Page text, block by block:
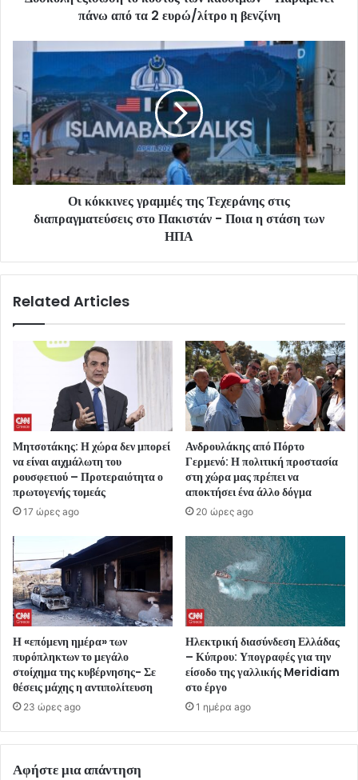
πάνω από τα 2 ευρώ/λίτρο η βενζίνη
Οι κόκκινες γραμμές της Τεχεράνης στις
διαπραγματεύσεις στο Πακιστάν - Ποια η στάση των
ΗΠΑ
Related Articles
Μητσοτάκης: Η χώρα δεν μπορεί
να είναι αιχμάλωτη του
ρουσφετιού – Προτεραιότητα ο
πρωτογενής τομεάς
17 ώρες ago
Ανδρουλάκης από Πόρτο
Γερμενό: Η πολιτική προστασία
στη χώρα μας πρέπει να
αποκτήσει ένα άλλο δόγμα
20 ώρες ago
Η «επόμενη ημέρα» των
πυρόπληκτων το μεγάλο
στοίχημα της κυβέρνησης- Σε
θέσεις μάχης η αντιπολίτευση
23 ώρες ago
Ηλεκτρική διασύνδεση Ελλάδας
– Κύπρου: Υπογραφές για την
είσοδο της γαλλικής Meridiam
στο έργο
1 ημέρα ago
Αφήστε μια απάντηση